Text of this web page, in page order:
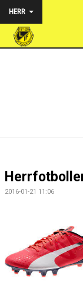
HERR
BILDGALLERI
KONTAKT
2016-01-21 11:06